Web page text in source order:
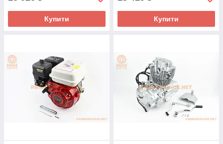
Купити Купити